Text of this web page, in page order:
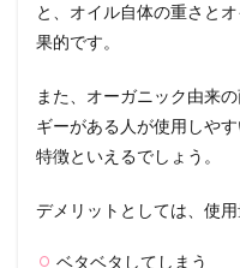
と、オイル自体の重さと
果的です。
また、オーガニック由来
ギーがある人が使用しや
特徴といえるでしょう。
デメリットとしては、使
ベタベタしてしまう